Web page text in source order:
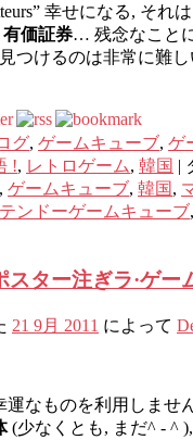
幸せになる, それ
有価証券… 残念なこと
つけるのは非常に難
グ, ゲームキューブ, ゲ
!, レトロゲーム, 韓国 |
, ゲームキューブ, 韓国 ,
ンドーゲームキューブ,
スター注ぎラ·ゲー
21 9月 2011 によって
運なものを利用しませ
(少なくとも, まだ^ - ^